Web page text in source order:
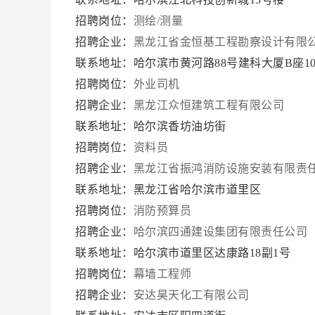
招聘岗位： 测绘/测量
招聘企业： 黑龙江省金恒基工程勘察设计有限
联系地址：哈尔滨市黄河路88号建科大厦B座
招聘岗位： 外业司机
招聘企业： 黑龙江众恒建筑工程有限公司
联系地址：哈尔滨香坊油坊街
招聘岗位： 资料员
招聘企业： 黑龙江省振鸿消防设施安装有限责
联系地址：黑龙江省哈尔滨市道里区
招聘岗位： 消防预算员
招聘企业：
哈尔滨四通建设集团有限责任公司
联系地址：哈尔滨市道里区达康路18副1号
招聘岗位： 幕墙工程师
招聘企业： 安达昊天化工有限公司